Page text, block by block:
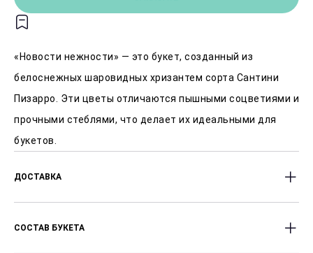
«Новости нежности» — это букет, созданный из
белоснежных шаровидных хризантем сорта Сантини
Пизарро. Эти цветы отличаются пышными соцветиями и
прочными стеблями, что делает их идеальными для
букетов.
ДОСТАВКА
Доставляем цветы с 8:00 до 23:00 часов.
СОСТАВ БУКЕТА